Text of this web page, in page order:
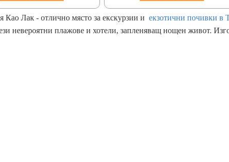
Као Лак - отлично място за екскурзии и екзотични почивки в
невероятни плажове и хотели, запленяващ нощен живот.